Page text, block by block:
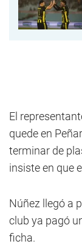
El
quede en
terminar de
insiste en que
Núñez llegó a
club ya pagó
ficha.